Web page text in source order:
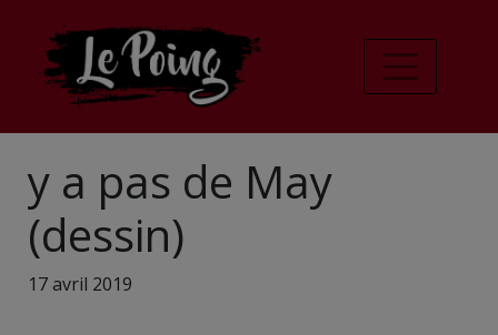
y a pas de May
(dessin)
17 avril 2019